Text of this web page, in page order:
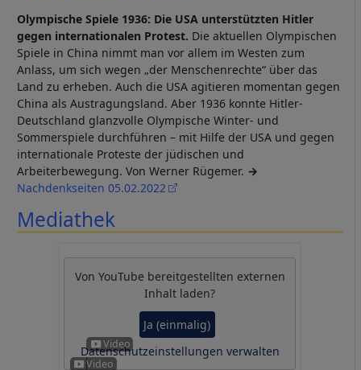
Olympische Spiele 1936: Die USA unterstützten Hitler
gegen internationalen Protest. Die aktuellen Olympischen
Spiele in China nimmt man vor allem im Westen zum
Anlass, um sich wegen „der Menschenrechte“ über das
Land zu erheben. Auch die USA agitieren momentan gegen
China als Austragungsland. Aber 1936 konnte Hitler-
Deutschland glanzvolle Olympische Winter- und
Sommerspiele durchführen – mit Hilfe der USA und gegen
internationale Proteste der jüdischen und
Arbeiterbewegung. Von Werner Rügemer. →
Nachdenkseiten 05.02.2022
Mediathek
Von YouTube bereitgestellten externen
Inhalt laden?
Ja (einmalig)
Datenschutzeinstellungen verwalten